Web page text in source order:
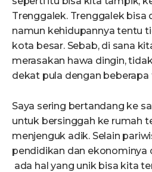
Trenggalek. Trenggalek bisa
namun kehidupannya tentu
kota besar. Sebab, di sana
merasakan hawa dingin,
dekat pula dengan
Saya sering bertandang ke
untuk bersinggah ke rumah
menjenguk adik. Selain
pendidikan dan ekonominya
ada hal yang unik bisa kita